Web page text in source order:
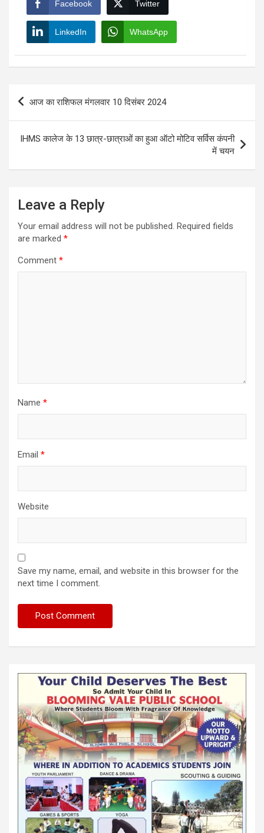
Facebook Twitter
LinkedIn WhatsApp
Post
आज का राशिफल मंगलवार 10 दिसंबर 2024
IHMS कालेज के 13 छात्र-छात्राओं का हुआ ऑटो मोटिव सर्विस कंपनी
में चयन
Leave a Reply
Your email address will not be published. Required fields
are marked *
Comment *
Name *
Email *
Website
Save my name, email, and website in this browser for the
next time I comment.